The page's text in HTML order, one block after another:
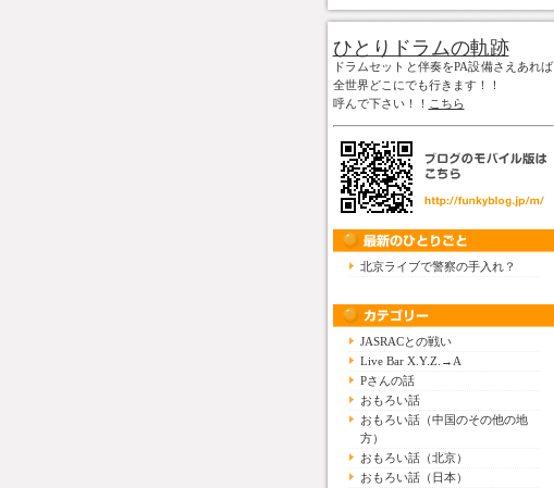
ひとりドラムの軌跡
ドラムセットと伴奏をPA設備さえあれば
全世界どこにでも行きます！！
呼んで下さい！！ こちら
北京ライブで警察の手入れ？
JASRACとの戦い
Live Bar X.Y.Z.→A
Pさんの話
おもろい話
おもろい話（中国のその他の地
方）
おもろい話（北京）
おもろい話（日本）